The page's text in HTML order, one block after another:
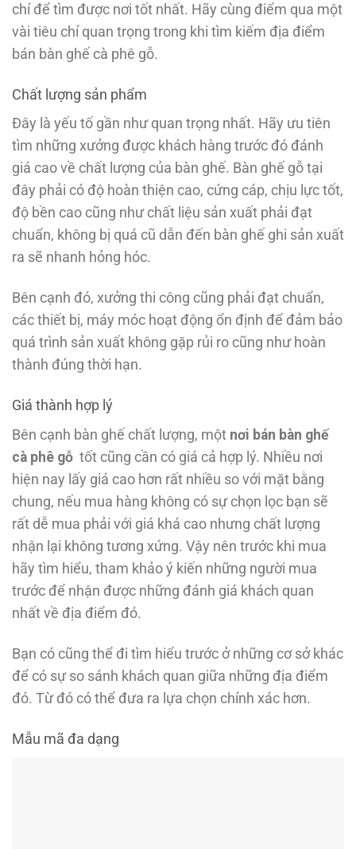
chí để tìm được nơi tốt nhất. Hãy cùng điểm qua một
vài tiêu chí quan trọng trong khi tìm kiếm địa điểm
bán bàn ghế cà phê gỗ.
Chất lượng sản phẩm
Đây là yếu tố gần như quan trọng nhất. Hãy ưu tiên
tìm những xưởng được khách hàng trước đó đánh
giá cao về chất lượng của bàn ghế. Bàn ghế gỗ tại
đây phải có độ hoàn thiện cao, cứng cáp, chịu lực tốt,
độ bền cao cũng như chất liệu sản xuất phải đạt
chuẩn, không bị quá cũ dẫn đến bàn ghế ghi sản xuất
ra sẽ nhanh hỏng hóc.
Bên cạnh đó, xưởng thi công cũng phải đạt chuẩn,
các thiết bị, máy móc hoạt động ổn định để đảm bảo
quá trình sản xuất không gặp rủi ro cũng như hoàn
thành đúng thời hạn.
Giá thành hợp lý
Bên cạnh bàn ghế chất lượng, một nơi bán bàn ghế
cà phê gỗ tốt cũng cần có giá cả hợp lý. Nhiều nơi
hiện nay lấy giá cao hơn rất nhiều so với mặt bằng
chung, nếu mua hàng không có sự chọn lọc bạn sẽ
rất dễ mua phải với giá khá cao nhưng chất lượng
nhận lại không tương xứng. Vậy nên trước khi mua
hãy tìm hiểu, tham khảo ý kiến những người mua
trước để nhận được những đánh giá khách quan
nhất về địa điểm đó.
Bạn có cũng thể đi tìm hiểu trước ở những cơ sở khác
để có sự so sánh khách quan giữa những địa điểm
đó. Từ đó có thể đưa ra lựa chọn chính xác hơn.
Mẫu mã đa dạng